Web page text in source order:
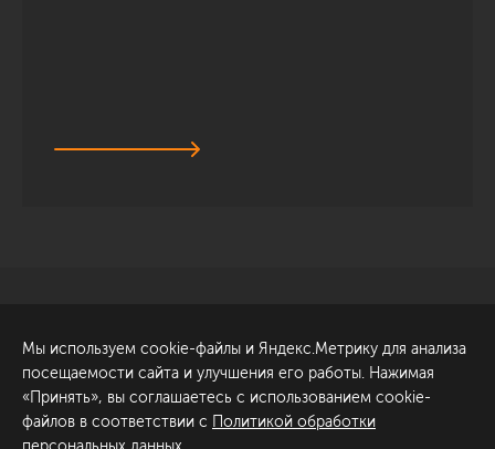
Обсудить проект
ул. Академика Павлова, 6
к1
+7 (812) 200-95-55
Мы используем cookie-файлы и Яндекс.Метрику для анализа
посещаемости сайта и улучшения его работы. Нажимая
«Принять», вы соглашаетесь с использованием cookie-
файлов в соответствии с Политикой обработки